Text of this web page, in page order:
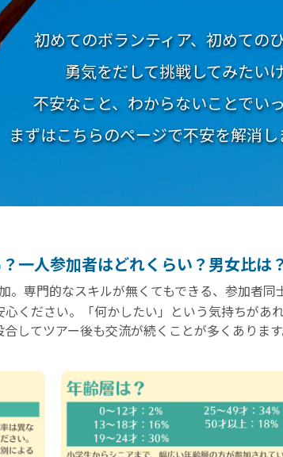
初めてのボランティア、初めての
勇気をだして挑戦してみたい
不安なこと、わからないことでい
まずはこちらのページで不安を解消し
一人参加者はどれくらい？男女比は？
。専門的なスキルが無くてもできる、参加者
ください。「何かしたい」という気持ちがあ
してツアー後も交流が続くことが多くあります